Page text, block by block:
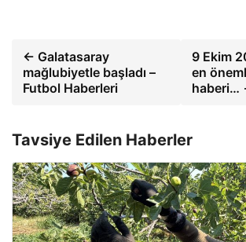
← Galatasaray
mağlubiyetle başladı –
Futbol Haberleri
9 Ekim
en
haberi…
Tavsiye Edilen Haberler